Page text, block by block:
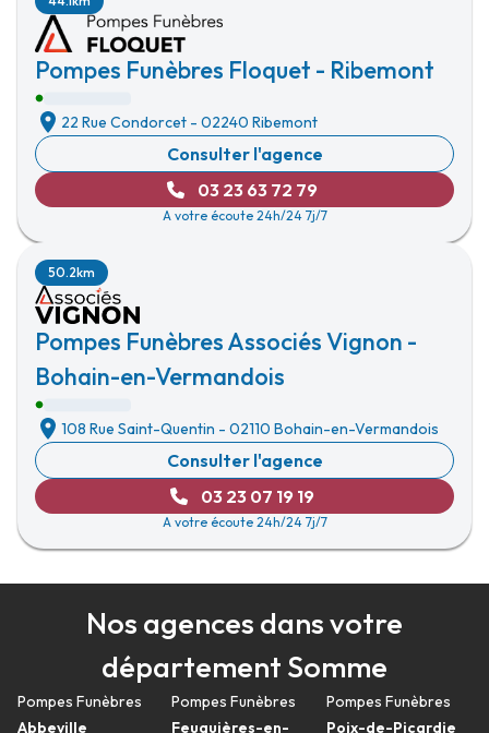
Pompes Funèbres Floquet - Ribemont
22 Rue Condorcet - 02240 Ribemont
Consulter l'agence
03 23 63 72 79
A votre écoute 24h/24 7j/7
Pompes Funèbres Associés Vignon -
Bohain-en-Vermandois
50.2km
108 Rue Saint-Quentin - 02110 Bohain-en-Vermandois
Consulter l'agence
03 23 07 19 19
A votre écoute 24h/24 7j/7
Nos agences dans votre
département Somme
Pompes Funèbres
Abbeville
Pompes Funèbres
Feuquières-en-
Pompes Funèbres
Poix-de-Picardie